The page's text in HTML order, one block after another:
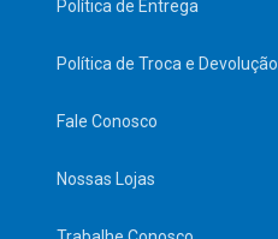
Política de Entrega
Política de Troca e Devolução
Fale Conosco
Nossas Lojas